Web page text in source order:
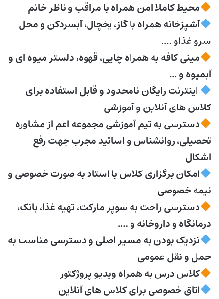
محیط کاملا امن همراه با مراقب و ناظر خانم
آشپزخانه همراه با گاز، یخچال، آبسردکن و محل
سرو غذاو ….
مینی کافه به همراه چایی، قهوه، دلستر میوه ای و
آبمیوه و …
اینترنت رایگان نامحدود و قابل استفاده برای
کلاس های آنلاین و آموزشی
دسترسی به تیم آموزشی مجموعه اعم از مشاوره
تحصیلی، روانشناس و اساتید مجرب جهت رفع
اشکال
امکان برگزاری کلاس با استاد به صورت خصوصی و
نیمه خصوصی
دسترسی راحت به سوپر مارکت، تهیه غذا، بانک،
درمانگاه و داروخانه و ….
نزدیک بودن به مسیر اصلی و دسترسی مناسب به
حمل و نقل عمومی
کلاس درس به همراه ویدیو پروژکتور
اتاق خصوصی برای کلاس های آنلاین